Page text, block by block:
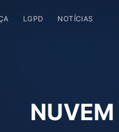
LGPD NOTÍCIAS
NUVEM